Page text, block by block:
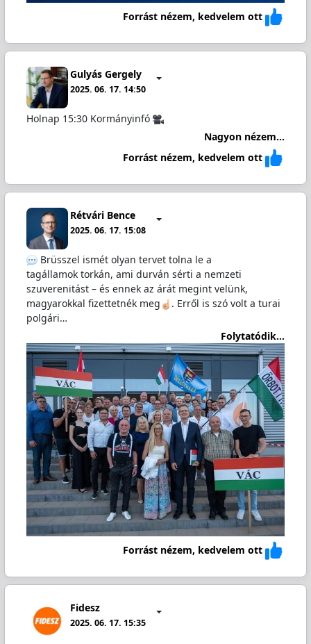
Forrást nézem, kedvelem ott
Gulyás Gergely
2025. 06. 17. 14:50
Holnap 15:30 Kormányinfó
Nagyon nézem...
Forrást nézem, kedvelem ott
Rétvári Bence
2025. 06. 17. 15:08
Brüsszel ismét olyan tervet tolna le a
tagállamok torkán, ami durván sérti a nemzeti
szuverenitást – és ennek az árát megint velünk,
magyarokkal fizettetnék meg
. Erről is szó volt a turai
polgári…
Folytatódik...
Forrást nézem, kedvelem ott
Fidesz
2025. 06. 17. 15:35